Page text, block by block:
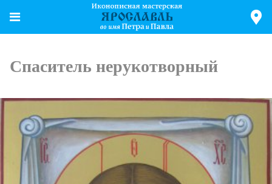
Спаситель нерукотворный